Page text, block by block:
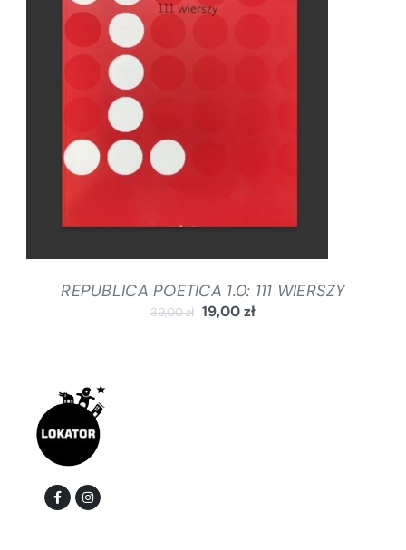
DODAJ DO KOSZYKA
REPUBLICA POETICA 1.0: 111 WIERSZY
39,00zł 19,00zł